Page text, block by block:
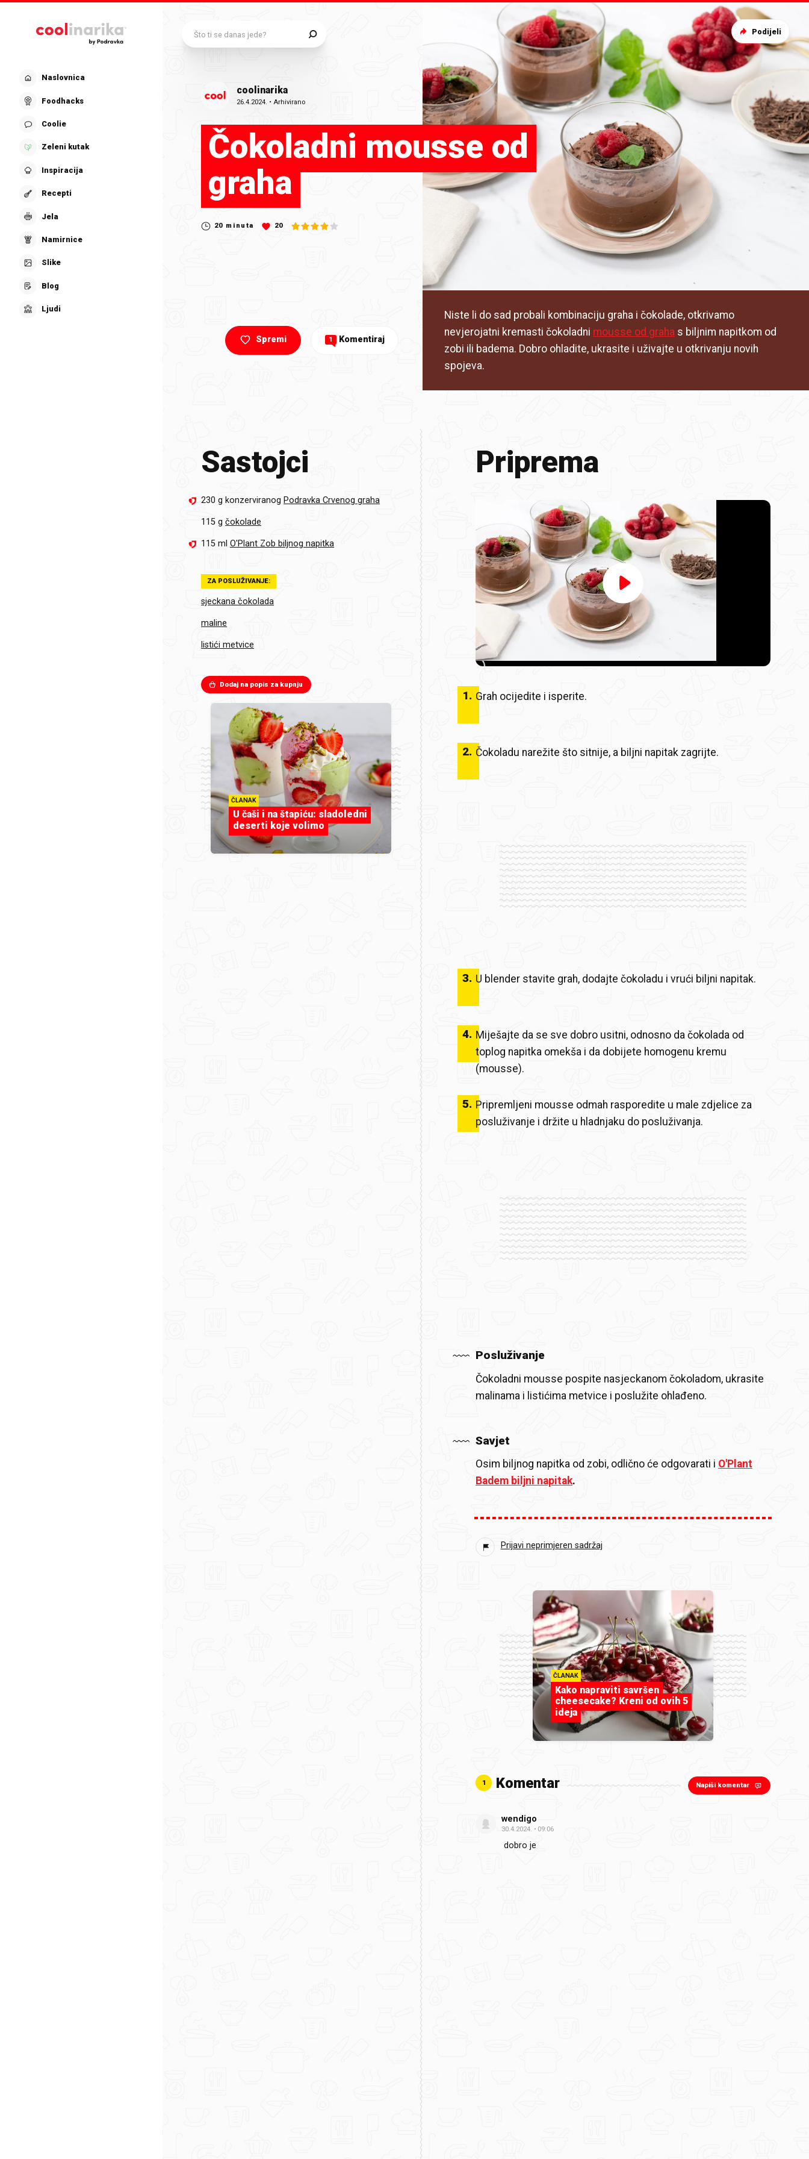
Naslovnica
Foodhacks
Coolie
Zeleni kutak
Inspiracija
Recepti
Jela
Namirnice
Slike
Blog
Ljudi
coolinarika
26.4.2024. •Arhivirano
Čokoladni mousse od
graha
20 minuta 20
Niste li do sad probali kombinaciju graha i čokolade, otkrivamo
nevjerojatni kremasti čokoladni mousse od graha s biljnim napitkom od
zobi ili badema. Dobro ohladite, ukrasite i uživajte u otkrivanju novih
spojeva.
Spremi 1 Komentiraj
Podijeli
Sastojci
230 g konzerviranog Podravka Crvenog graha
115 g čokolade
115 ml O'Plant Zob biljnog napitka
ZA POSLUŽIVANJE:
sjeckana čokolada
maline
listići metvice
Dodaj na popis za kupnju
ČLANAK
U čaši i na štapiću: sladoledni
deserti koje volimo
Priprema
Video
Player
loading.
1. Grah ocijedite i isperite.
2. Čokoladu narežite što sitnije, a biljni napitak zagrijte.
3. U blender stavite grah, dodajte čokoladu i vrući biljni napitak.
4. Miješajte da se sve dobro usitni, odnosno da čokolada od
toplog napitka omekša i da dobijete homogenu kremu
(mousse).
5. Pripremljeni mousse odmah rasporedite u male zdjelice za
posluživanje i držite u hladnjaku do posluživanja.
Posluživanje
Čokoladni mousse pospite nasjeckanom čokoladom, ukrasite
malinama i listićima metvice i poslužite ohlađeno.
Savjet
Osim biljnog napitka od zobi, odlično će odgovarati i O'Plant
Badem biljni napitak.
Prijavi neprimjeren sadržaj
ČLANAK
Kako napraviti savršen
cheesecake? Kreni od ovih 5
ideja
1 Komentar Napiši komentar
wendigo
30.4.2024. 09:06
dobro je
Što ti se danas jede?